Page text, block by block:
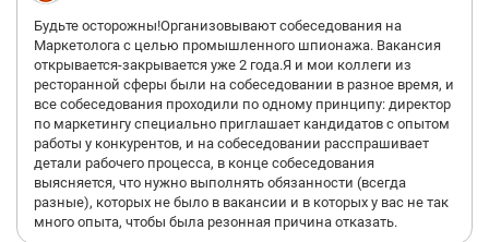
Будьте осторожны!Организовывают собеседования на
Маркетолога с целью промышленного шпионажа. Вакансия
открывается-закрывается уже 2 года.Я и мои коллеги из
ресторанной сферы были на собеседовании в разное время, и
все собеседования проходили по одному принципу: директор
по маркетингу специально приглашает кандидатов с опытом
работы у конкурентов, и на собеседовании расспрашивает
детали рабочего процесса, в конце собеседования
выясняется, что нужно выполнять обязанности (всегда
разные), которых не было в вакансии и в которых у вас не так
много опыта, чтобы была резонная причина отказать.